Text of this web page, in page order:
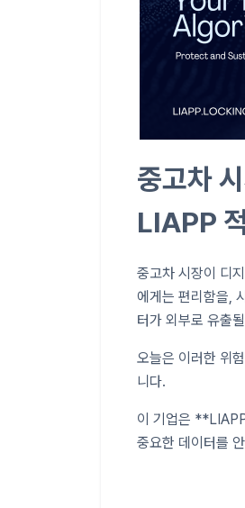
중고차
LIAPP
중고차 시장이 디
에게는 편리함을,
터가 외부로 유출
오늘은 이러한 위
니다.
이 기업은
중요한 데이터를